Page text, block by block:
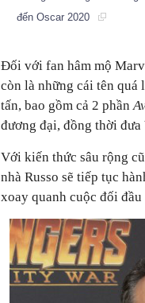
đến Oscar 2020
Đối với fan hâm mộ
còn là những cái tên quá
tấn, bao gồm cả 2 phần
đương đại, đồng thời
Với kiến thức sâu rộng
nhà Russo sẽ tiếp tục
xoay quanh cuộc đối